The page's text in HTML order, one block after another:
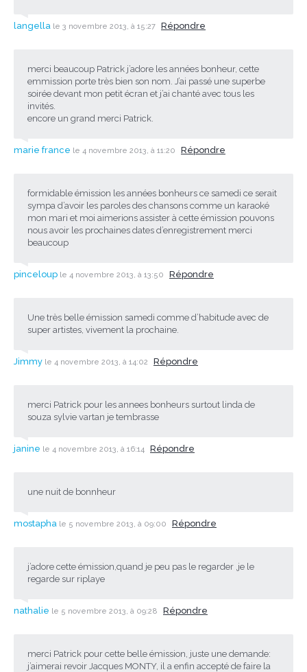
langella le 3 novembre 2013, à 15:27 Répondre
merci beaucoup Patrick j’adore les années bonheur, cette
emmission porte très bien son nom. J’ai passé une superbe
soirée devant mon petit écran et j’ai chanté avec tous les
invités.
encore un grand merci Patrick.
marie france le 4 novembre 2013, à 11:20 Répondre
formidable émission les années bonheurs ce samedi ce serait
sympa d’avoir les paroles des chansons comme un karaoké
mon mari et moi aimerions assister à cette émission pouvons
nous avoir les prochaines dates d’enregistrement merci
beaucoup
pinceloup le 4 novembre 2013, à 13:50 Répondre
Une très belle émission samedi comme d’habitude avec de
super artistes, vivement la prochaine.
Jimmy le 4 novembre 2013, à 14:02 Répondre
merci Patrick pour les annees bonheurs surtout linda de
souza sylvie vartan je tembrasse
janine le 4 novembre 2013, à 16:14 Répondre
une nuit de bonnheur
mostapha le 5 novembre 2013, à 09:00 Répondre
j’adore cette émission,quand je peu pas le regarder ,je le
regarde sur riplaye
nathalie le 5 novembre 2013, à 09:28 Répondre
merci Patrick pour cette belle émission, juste une demande:
j’aimerai revoir Jacques MONTY, il a enfin accepté de faire la